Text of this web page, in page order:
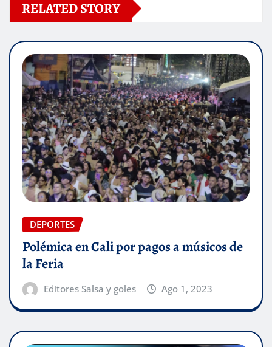
RELATED STORY
DEPORTES
Polémica en Cali por pagos a músicos de
la Feria
Editores Salsa y goles Ago 1, 2023